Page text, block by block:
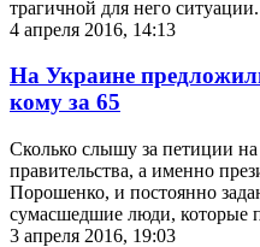
трагичной для него ситуации.
4 апреля 2016, 14:13
На Украине
кому за 65
Сколько слышу за петиции
правительства, а именно
Порошенко, и постоянно
сумасшедшие люди, которые
3 апреля 2016, 19:03